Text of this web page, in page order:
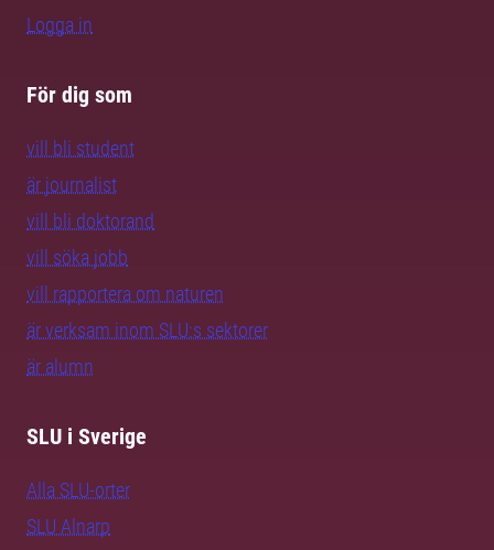
Logga in
För dig som
vill bli student
är journalist
vill bli doktorand
vill söka jobb
vill rapportera om naturen
är verksam inom SLU:s sektorer
är alumn
SLU i Sverige
Alla SLU-orter
SLU Alnarp